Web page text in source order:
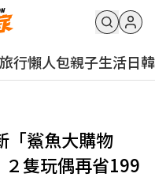
旅行懶人包親子生活日韓
「鯊魚大購物
隻玩偶再省199